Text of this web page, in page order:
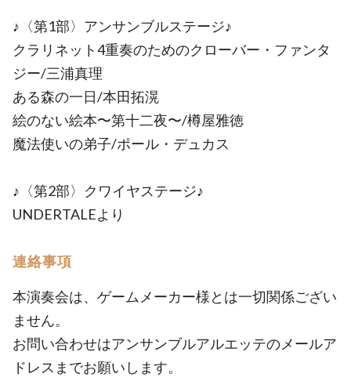
♪〈第1部〉アンサンブルステージ♪
クラリネット4重奏のためのクローバー・ファンタ
ジー/三浦真理
ある森の一日/本田拓滉
絵のない絵本〜第十二夜〜/樽屋雅徳
魔法使いの弟子/ポール・デュカス
♪〈第2部〉クワイヤステージ♪
UNDERTALEより
連絡事項
本演奏会は、ゲームメーカー様とは一切関係ござい
ません。
お問い合わせはアンサンブルアルエッテのメールア
ドレスまでお願いします。